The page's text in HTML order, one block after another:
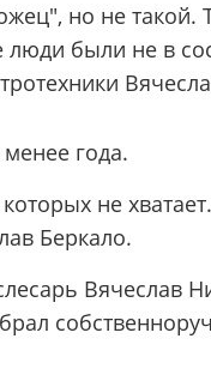
но не такой.
были не в
года.
не
Беркало.
Вячеслав